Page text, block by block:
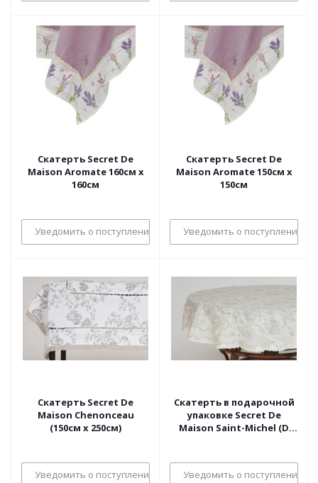
Скатерть Secret De
Maison Aromate 160см х
160см
Уведомить о поступлении
Скатерть Secret De
Maison Aromate 150см х
150см
Уведомить о поступлении
Скатерть Secret De
Maison Chenonceau
(150см х 250см)
Уведомить о поступлении
Скатерть в подарочной
упаковке Secret De
Maison Saint-Michel (D
Уведомить о поступлении